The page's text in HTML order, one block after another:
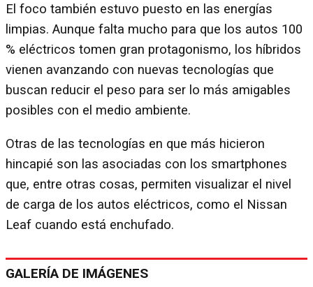
El foco también estuvo puesto en las energías
limpias. Aunque falta mucho para que los autos 100
% eléctricos tomen gran protagonismo, los híbridos
vienen avanzando con nuevas tecnologías que
buscan reducir el peso para ser lo más amigables
posibles con el medio ambiente.
Otras de las tecnologías en que más hicieron
hincapié son las asociadas con los smartphones
que, entre otras cosas, permiten visualizar el nivel
de carga de los autos eléctricos, como el Nissan
Leaf cuando está enchufado.
GALERÍA DE IMÁGENES